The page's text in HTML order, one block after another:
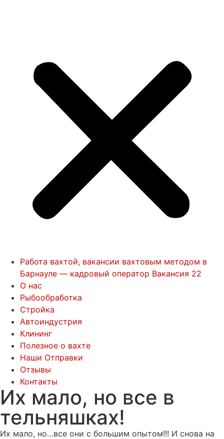
Работа вахтой, вакансии вахтовым методом в
Барнауле — кадровый оператор Вакансия 22
О нас
Рыбообработка
Стройка
Автоиндустрия
Клининг
Полезное о вахте
Наши Отправки
Отзывы
Контакты
Их мало, но все в
тельняшках!
Их мало, но…все они с большим опытом!!! И снова на